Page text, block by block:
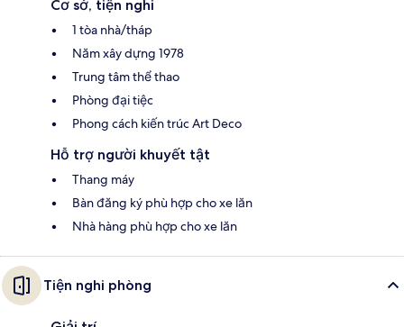
Cơ sở, tiện nghi
1 tòa nhà/tháp
Năm xây dựng 1978
Trung tâm thể thao
Phòng đại tiệc
Phong cách kiến trúc Art Deco
Hỗ trợ người khuyết tật
Thang máy
Bàn đăng ký phù hợp cho xe lăn
Nhà hàng phù hợp cho xe lăn
Tiện nghi phòng